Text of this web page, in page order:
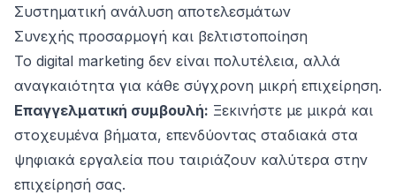
Συστηματική ανάλυση αποτελεσμάτων
Συνεχής προσαρμογή και βελτιστοποίηση
Το digital marketing δεν είναι πολυτέλεια, αλλά
αναγκαιότητα για κάθε σύγχρονη μικρή επιχείρηση.
Επαγγελματική συμβουλή: Ξεκινήστε με μικρά και
στοχευμένα βήματα, επενδύοντας σταδιακά στα
ψηφιακά εργαλεία που ταιριάζουν καλύτερα στην
επιχείρησή σας.